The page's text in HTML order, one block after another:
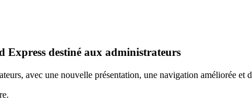
Express destiné aux administrateurs
avec une nouvelle présentation, une navigation améliorée et